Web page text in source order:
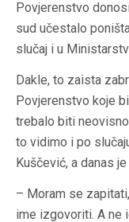
Povjerenstvo
sud učestalo
slučaj i u
Dakle, to zaista
Povjerenstvo koje
trebalo biti
to vidimo i po
Kuščević, a danas
– Moram se
ime izgovoriti. A ne